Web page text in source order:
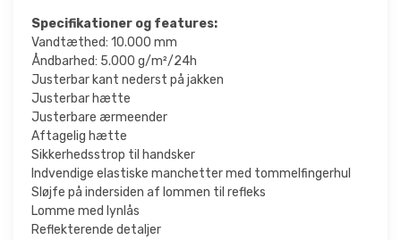
Specifikationer og features:
Vandtæthed: 10.000 mm
Åndbarhed: 5.000 g/m²/24h
Justerbar kant nederst på jakken
Justerbar hætte
Justerbare ærmeender
Aftagelig hætte
Sikkerhedsstrop til handsker
Indvendige elastiske manchetter med tommelfingerhul
Sløjfe på indersiden af lommen til refleks
Lomme med lynlås
Reflekterende detaljer